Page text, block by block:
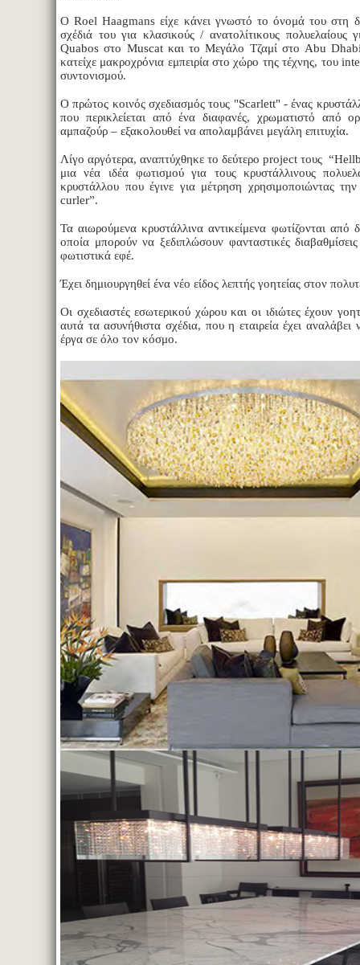
Ο Roel Haagmans είχε κάνει γνωστό το όνομά του στη
σχέδιά του για κλασικούς / ανατολίτικους πολυελαίους
Quabos στο Muscat και το Μεγάλο Τζαμί στο Abu
κατείχε μακροχρόνια εμπειρία στο χώρο της τέχνης, του
συντονισμού.
Ο πρώτος κοινός σχεδιασμός τους "Scarlett" - ένας
που περικλείεται από ένα διαφανές, χρωματιστό από
αμπαζούρ – εξακολουθεί να απολαμβάνει μεγάλη επιτυχία.
Λίγο αργότερα, αναπτύχθηκε το δεύτερο project τους
μια νέα ιδέα φωτισμού για τους κρυστάλλινους
κρυστάλλου που έγινε για μέτρηση χρησιμοποιώντας
curler”.
Τα αιωρούμενα κρυστάλλινα αντικείμενα φωτίζονται από
οποία μπορούν να ξεδιπλώσουν φανταστικές
φωτιστικά εφέ.
Έχει δημιουργηθεί ένα νέο είδος λεπτής γοητείας στον
Οι σχεδιαστές εσωτερικού χώρου και οι ιδιώτες έχουν
αυτά τα ασυνήθιστα σχέδια, που η εταιρεία έχει αναλάβει
έργα σε όλο τον κόσμο.